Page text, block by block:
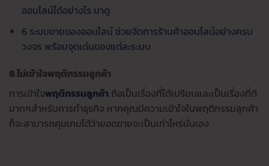
ออนไลน์ได้อย่างไร มาดู
6 ระบบขายของออนไลน์ ช่วยจัดการร้านค้าออนไลน์อย่างครบ
วงจร พร้อมจุดเด่นของแต่ละระบบ
8.ไม่เข้าใจพฤติกรรมลูกค้า
การเข้าใจพฤติกรรมลูกค้า ถือเป็นเรื่องที่ได้เปรียบและเป็นเรื่องที่ดี
มากๆสำหรับการทำธุรกิจ หากคุณมีความเข้าใจในพฤติกรรมลูกค้า
ก็จะสามารถคุมเกมได้ว่ายอดขายจะเป็นเท่าไหร่นั่นเอง